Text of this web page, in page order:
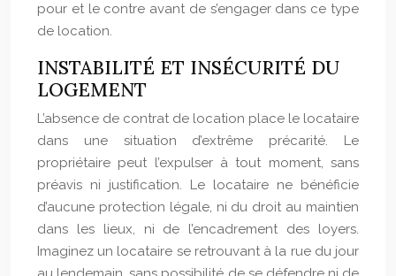
pour et le contre avant de s’engager dans ce type
de location.
INSTABILITÉ ET INSÉCURITÉ DU
LOGEMENT
L’absence de contrat de location place le locataire
dans une situation d’extrême précarité. Le
propriétaire peut l’expulser à tout moment, sans
préavis ni justification. Le locataire ne bénéficie
d’aucune protection légale, ni du droit au maintien
dans les lieux, ni de l’encadrement des loyers.
Imaginez un locataire se retrouvant à la rue du jour